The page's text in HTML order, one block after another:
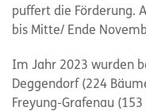
puffert die Förderung.
bis Mitte/ Ende
Im Jahr 2023 wurden
Deggendorf (224
Freyung-Grafenau